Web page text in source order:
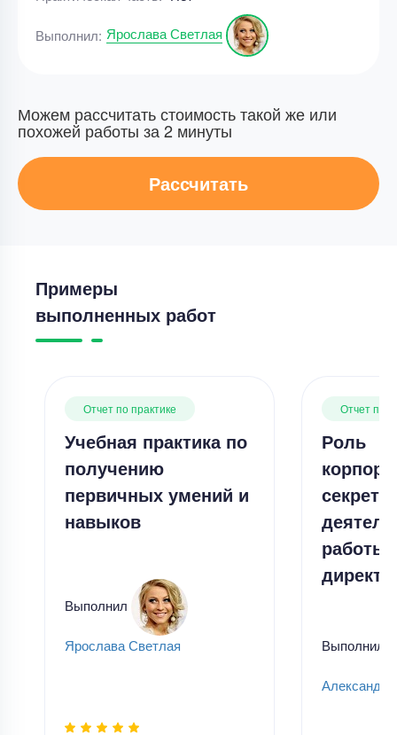
Выполнил: Ярослава Светлая
Можем рассчитать стоимость такой же или
похожей работы за 2 минуты
Рассчитать
Примеры
выполненных работ
Отчет по практике
Учебная практика по
получению
первичных умений и
навыков
Выполнил
Ярослава Светлая
Отчет по
Роль
работы
Выполнил
Александр